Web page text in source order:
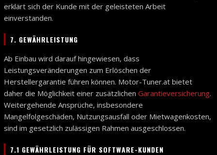
erklärt sich der Kunde mit der geleisteten Arbeit
einverstanden.
7. GEWÄHRLEISTUNG
Ab Einbau wird darauf hingewiesen, dass
Leistungsveränderungen zum Erlöschen der
Herstellergarantie führen können. Motor-Tuner.at bietet
daher die Möglichkeit einer zusätzlichen Garantieversicherung.
Weitergehende Ansprüche, insbesondere
Mangelfolgeschäden, Nutzungsausfall oder Mietwagenkosten,
sind im gesetzlich zulässigen Rahmen ausgeschlossen.
7.1 GEWÄHRLEISTUNG FÜR SOFTWARE-KUNDEN